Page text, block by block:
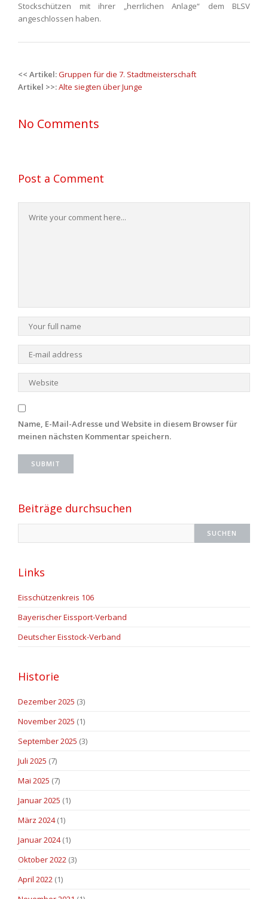
Stockschützen mit ihrer „herrlichen Anlage“ dem BLSV
angeschlossen haben.
Post
navigation
<< Artikel:Gruppen für die 7. Stadtmeisterschaft
Artikel >>:Alte siegten über Junge
No Comments
Post a Comment
Name, E-Mail-Adresse und Website in diesem Browser für
meinen nächsten Kommentar speichern.
Beiträge durchsuchen
Links
Eisschützenkreis 106
Bayerischer Eissport-Verband
Deutscher Eisstock-Verband
Historie
Dezember 2025 (3)
November 2025 (1)
September 2025 (3)
Juli 2025 (7)
Mai 2025 (7)
Januar 2025 (1)
März 2024(1)
Januar 2024(1)
Oktober 2022 (3)
April 2022 (1)